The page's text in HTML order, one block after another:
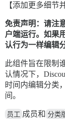
【添加更多细节
免责声明：请注
户端运行。如果
认行为一样编辑
此组件旨在限制
认情况下，
时间内编辑分类
间。
员工 成员和 分类